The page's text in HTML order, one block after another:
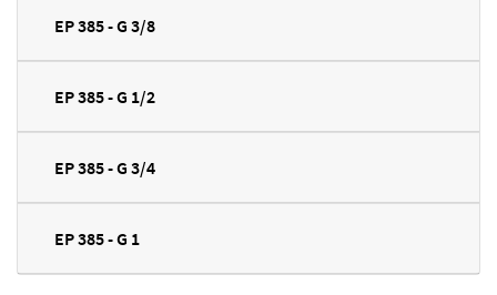
EP 385 - G 3/8
EP 385 - G 1/2
EP 385 - G 3/4
EP 385 - G 1